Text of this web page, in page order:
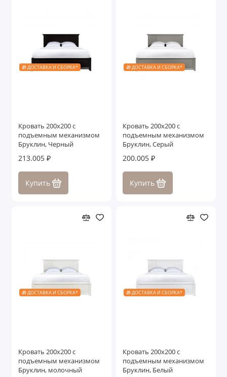
🎁 ДОСТАВКА И СБОРКА*
Кровать 200x200 с
подъемным механизмом
Бруклин, Черный
213.005 ₽
Купить
🎁 ДОСТАВКА И СБОРКА*
Кровать 200x200 с
подъемным механизмом
Бруклин, Серый
200.005 ₽
Купить
🎁 ДОСТАВКА И СБОРКА*
Кровать 200x200 с
подъемным механизмом
Бруклин, молочный
🎁 ДОСТАВКА И СБОРКА*
Кровать 200x200 с
подъемным механизмом
Бруклин, Белый